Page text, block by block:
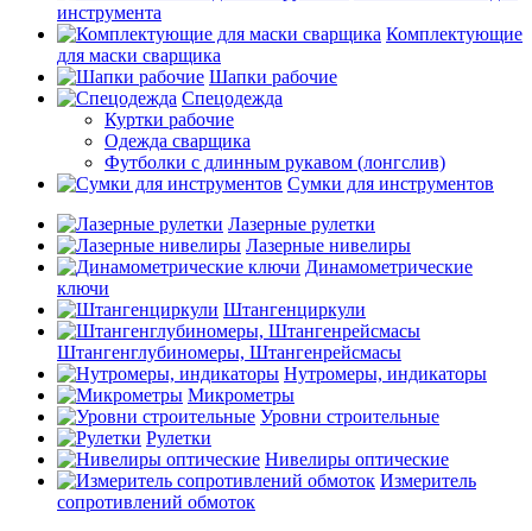
инструмента
Комплектующие
для маски сварщика
Шапки рабочие
Спецодежда
Куртки рабочие
Одежда сварщика
Футболки с длинным рукавом (лонгслив)
Сумки для инструментов
Лазерные рулетки
Лазерные нивелиры
Динамометрические
ключи
Штангенциркули
Штангенглубиномеры, Штангенрейсмасы
Нутромеры, индикаторы
Микрометры
Уровни строительные
Рулетки
Нивелиры оптические
Измеритель
сопротивлений обмоток